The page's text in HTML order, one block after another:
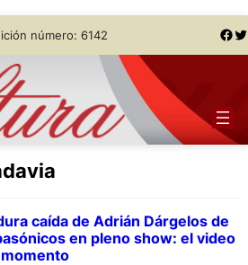
número: 6142 Facebook Twitter
caída de Adrián Dárgelos de
en pleno show: el video